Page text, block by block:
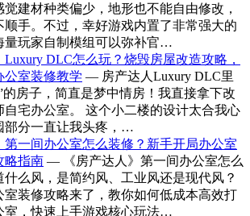
建材种类偏少，地形也不能自由修改，
顺手。不过，幸好游戏内置了非常强大的
量玩家自制模组可以弥补官…
Luxury DLC怎么玩？烧毁房屋改造攻略，
公室装修教学 — 房产达人Luxury DLC里
的房子，简直是梦中情房！我直接拿下改
自宅办公室。 这个小二楼的设计太合我心
部分一直让我头疼，…
第一间办公室怎么装修？新手开局办公室
略指南 — 《房产达人》第一间办公室怎么
什么风，是简约风、工业风还是现代风？
室装修攻略来了，教你如何低成本高效打
室，快速上手游戏核心玩法…